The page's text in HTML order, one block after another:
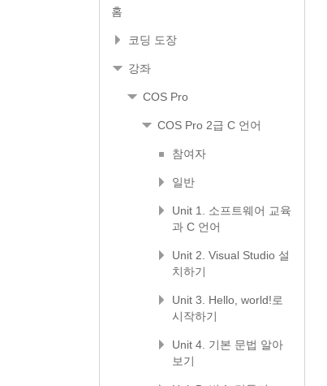
홈
코딩 도장
강좌
COS Pro
COS Pro 2급 C 언어
참여자
일반
Unit 1. 소프트웨어 교육
과 C 언어
Unit 2. Visual Studio 설
치하기
Unit 3. Hello, world!로
시작하기
Unit 4. 기본 문법 알아
보기